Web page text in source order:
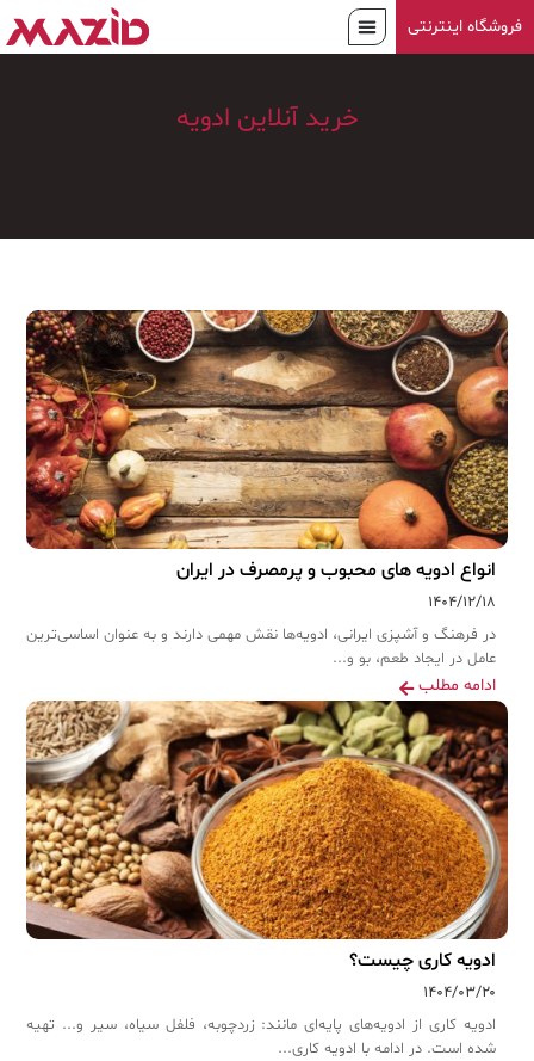
فروشگاه اینترنتی
خرید آنلاین ادویه
۱۴۰۴/۱۲/۱۸
انواع ادویه های محبوب و پرمصرف در ایران
در فرهنگ و آشپزی ایرانی، ادویه‌ها نقش مهمی دارند و به عنوان اساسی‌ترین
عامل در ایجاد طعم، بو و...
ادامه مطلب
۱۴۰۴/۰۳/۲۰
ادویه کاری چیست؟
ادویه کاری از ادویه‌های پایه‌ای مانند: زردچوبه، فلفل سیاه، سیر و... تهیه
شده است. در ادامه با ادویه کاری...